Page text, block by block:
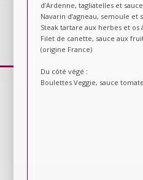
d’Ardenne, tagliatelles et
Navarin d’agneau, semoule et
Steak tartare aux herbes et os
Filet de canette, sauce aux
(origine France)
Du côté végé :
Boulettes Veggie, sauce